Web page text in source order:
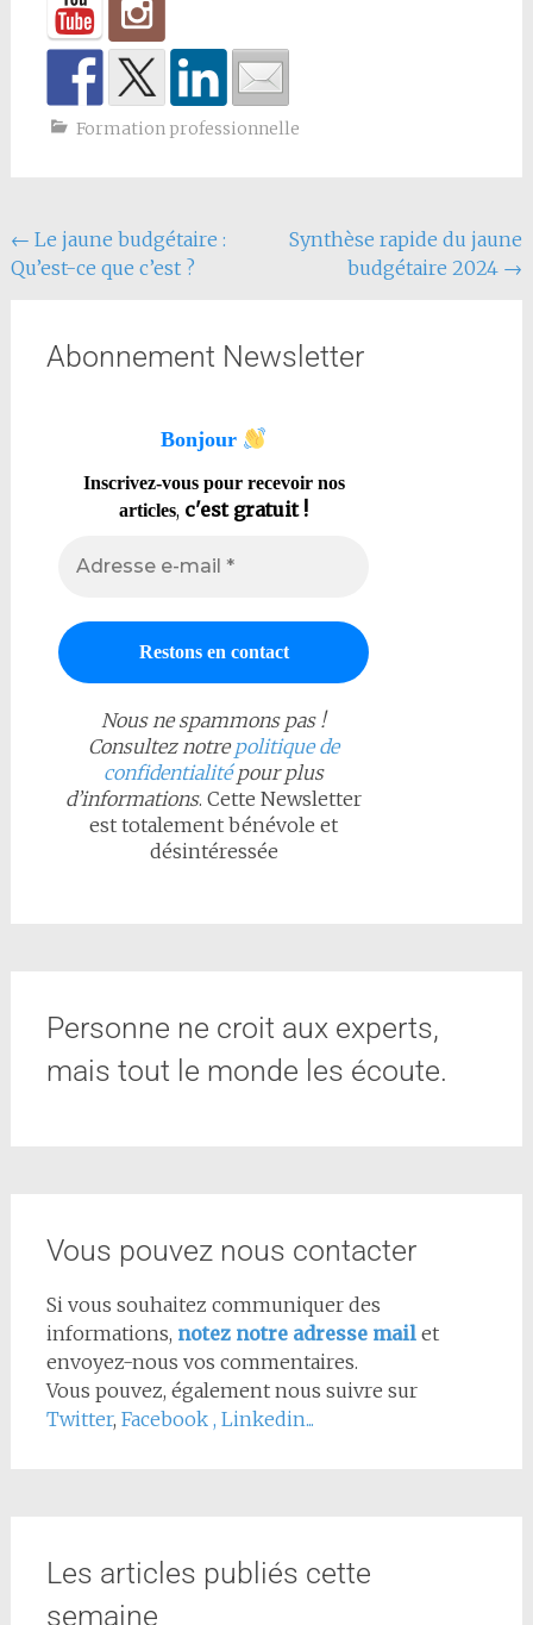
Formation professionnelle
← Le jaune budgétaire :
Qu’est-ce que c’est ?
Synthèse rapide du jaune
budgétaire 2024 →
Abonnement Newsletter
Bonjour
Inscrivez-vous pour recevoir nos
articles, c'est gratuit !
Nous ne spammons pas !
Consultez notrepolitique de
confidentialitépour plus
d’informations. Cette Newsletter
est totalement bénévole et
désintéressée
Personne ne croit aux experts,
mais tout le monde les écoute.
Vous pouvez nous contacter
Si vous souhaitez communiquer des
informations, notez notre adresse mail et
envoyez-nous vos commentaires.
Vous pouvez, également nous suivre sur
Twitter, Facebook , Linkedin...
Les articles publiés cette
semaine